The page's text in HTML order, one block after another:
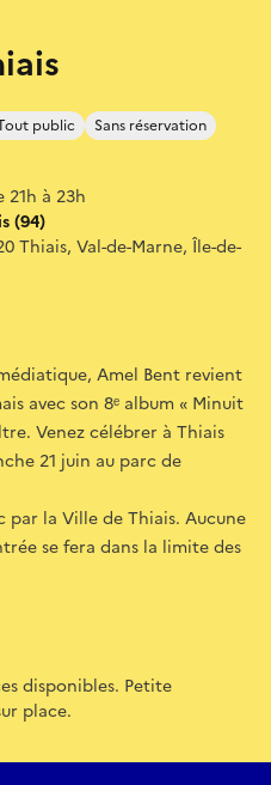
public Sans réservation
21h à 23h
(94)
Thiais, Val-de-Marne, Île-de-
Amel Bent revient
avec son 8ᵉ album « Minuit
Venez célébrer à Thiais
21 juin au parc de
la Ville de Thiais. Aucune
se fera dans la limite des
disponibles. Petite
place.